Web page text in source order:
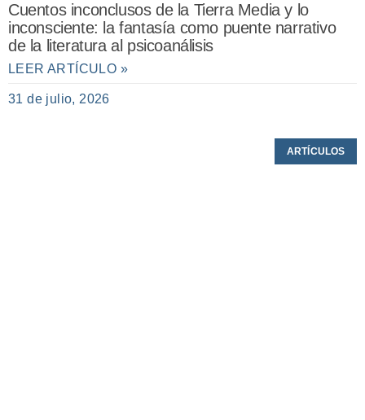
Cuentos inconclusos de la Tierra Media y lo
inconsciente: la fantasía como puente narrativo
de la literatura al psicoanálisis
LEER ARTÍCULO »
31 de julio, 2026
ARTÍCULOS